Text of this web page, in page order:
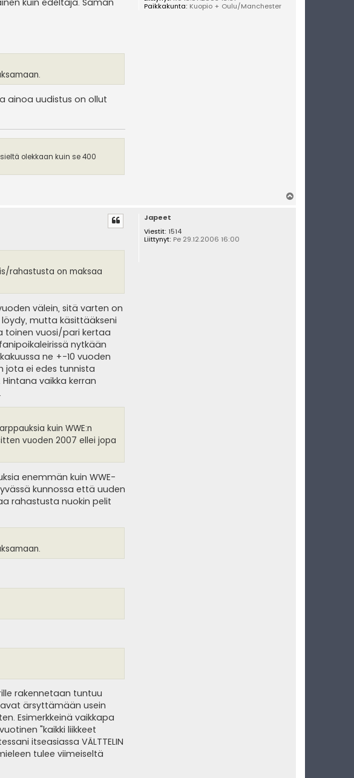
Paikkakunta: Kuopio + Oulu/Manchester
kuin edeltäjä. Saman
ainoa uudistus on ollut
olekkaan kuin se 400
Japeet
Viestit: 1514
Liittynyt: Pe 29.12.2006 16:00
rahastusta on maksaa
välein, sitä varten on
mutta käsittääkseni
toinen vuosi/pari kertaa
nytkään
ne +-10 vuoden
jota ei edes tunnista
vaikka kerran
kuin WWE:n
vuoden 2007 ellei jopa
enemmän kuin WWE-
kunnossa että uuden
rahastusta nuokin pelit
rakennetaan tuntuu
ärsyttämään usein
Esimerkkeinä vaikkapa
"kaikki liikkeet
itseasiassa VÄLTTELIN
tulee viimeiseltä